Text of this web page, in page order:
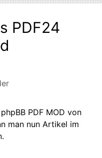
PDF24
PDF MOD von
man nun Artikel im